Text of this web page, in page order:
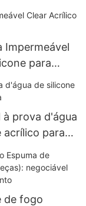
Impermeável
para
prova d'água
acrílico para
de fogo